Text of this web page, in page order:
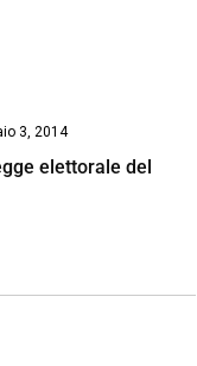
3, 2014
elettorale del